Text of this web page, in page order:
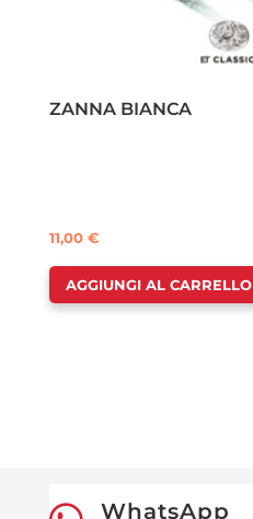
ZANNA BIANCA
11,00€
AGGIUNGI AL CARRELLO
WhatsApp